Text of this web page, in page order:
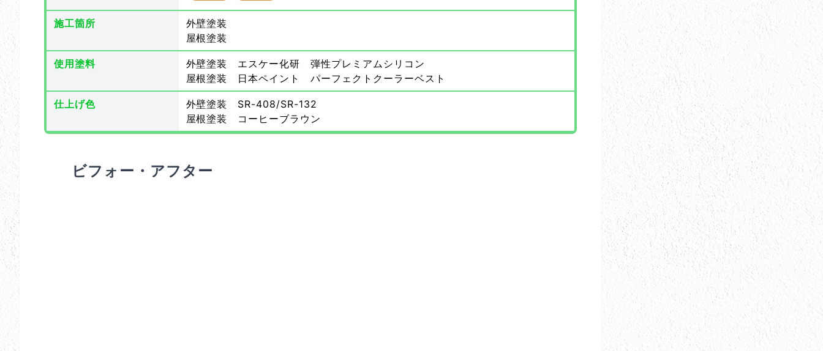
施工箇所
外壁塗装
屋根塗装
使用塗料
外壁塗装 エスケー化研 弾性プレミアムシリコン
屋根塗装 日本ペイント パーフェクトクーラーベスト
仕上げ色
外壁塗装 SR-408/SR-132
屋根塗装 コーヒーブラウン
ビフォー・アフター